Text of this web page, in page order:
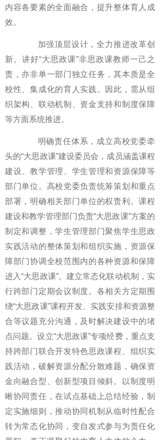
内容各要素的全面融合，提升整体育人成
效。
加强顶层设计，全力推进改革创
新。讲好“大思政课”非思政课教师一己之
责，亦非单一部门独立任务，其本质是全
校性、集成化的育人实践。因此，需从组
织架构、联动机制、资金支持和制度保障
等方面系统推进。
明确责任体系，成立高校党委牵
头的“大思政课”建设委员会，成员涵盖课程
建设、教学管理、学生管理和资源保障等
部门单位。高校党委负责统筹策划和重点
部署，明确相关部门单位的权责利。课程
建设和教学管理部门负责“大思政课”方案的
制定和调整，学生管理部门聚焦学生思政
实践活动的整体策划和组织实施，资源保
障部门协调全校范围内的各种资源和保障
进入“大思政课”。建立常态化联动机制，实
行跨部门定期会议制度。各相关方定期围
绕“大思政课”课程开发、实践安排和资源整
合等议题充分沟通，及时解决建设中的堵
点问题。设立“大思政课”专项经费，重点支
持跨部门联合开发特色思政课程、组织实
践活动，破解资源分配分散难题，确保资
金向融合型、创新型项目倾斜。以制度明
晰协同责任，在试点基础上总结经验，制
定实施细则，推动协同机制从临时性配合
转为常态化协同，变自发式参与为责任化